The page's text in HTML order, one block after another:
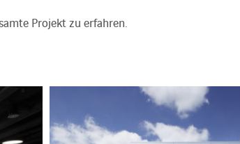
Projekt zu erfahren.